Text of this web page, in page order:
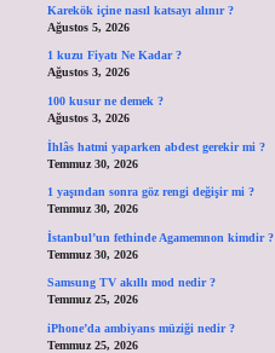
Karekök içine nasıl katsayı alınır ?
Ağustos 5, 2026
1 kuzu Fiyatı Ne Kadar ?
Ağustos 3, 2026
100 kusur ne demek ?
Ağustos 3, 2026
İhlâs hatmi yaparken abdest gerekir mi ?
Temmuz 30, 2026
1 yaşından sonra göz rengi değişir mi ?
Temmuz 30, 2026
İstanbul’un fethinde Agamemnon kimdir ?
Temmuz 30, 2026
Samsung TV akıllı mod nedir ?
Temmuz 25, 2026
iPhone’da ambiyans müziği nedir ?
Temmuz 25, 2026